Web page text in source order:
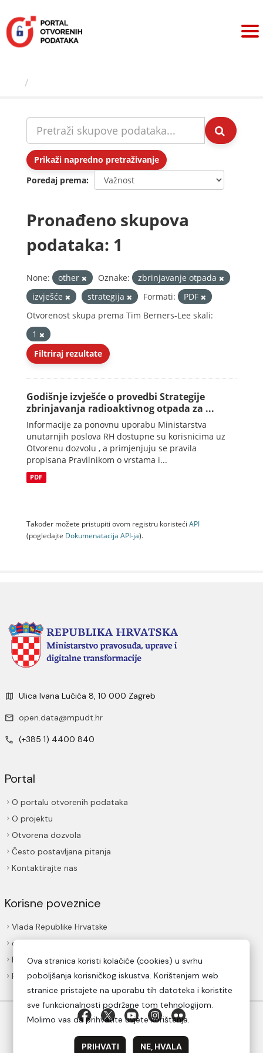
sadržaj
Prikaži napredno pretraživanje
Poredaj prema
Pronađeno skupova
podataka: 1
None: other Oznake:
zbrinjavanje otpada
izvješće
strategija Formati:
PDF
Otvorenost skupa prema Tim Berners-Lee skali:
1
Filtriraj rezultate
Godišnje izvješće o provedbi Strategije
zbrinjavanja radioaktivnog otpada za ...
Informacije za ponovnu uporabu Ministarstva
unutarnjih poslova RH dostupne su korisnicima uz
Otvorenu dozvolu , a primjenjuju se pravila
propisana Pravilnikom o vrstama i...
PDF
Također možete pristupiti ovom registru koristeći API
(pogledajte Dokumenаtаcijа API-jа).